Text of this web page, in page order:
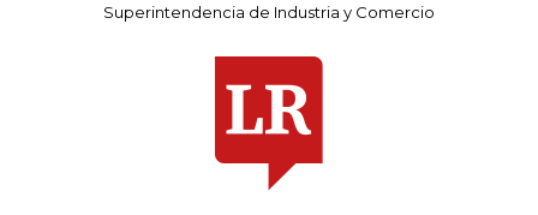
Superintendencia de Industria y Comercio